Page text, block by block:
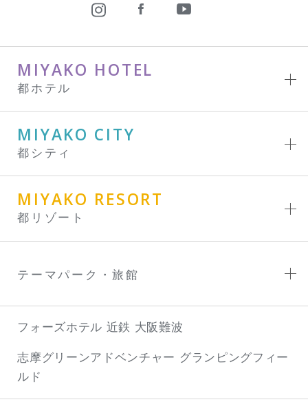
MIYAKO HOTEL
都ホテル
MIYAKO CITY
都シティ
MIYAKO RESORT
都リゾート
テーマパーク・旅館
フォーズホテル 近鉄 大阪難波
志摩グリーンアドベンチャー グランピングフィー
ルド